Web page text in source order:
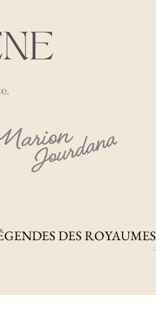
DES ROYAUMES